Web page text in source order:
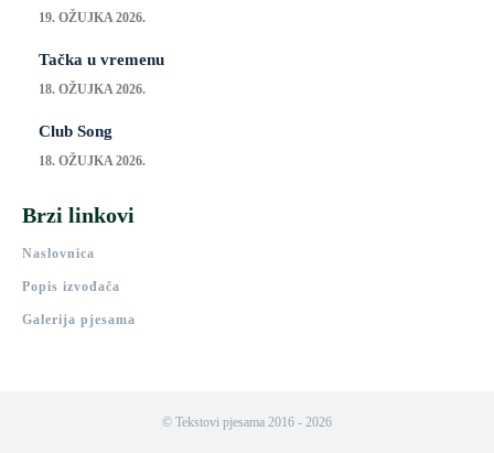
19. OŽUJKA 2026.
Tačka u vremenu
18. OŽUJKA 2026.
Club Song
18. OŽUJKA 2026.
Brzi linkovi
Naslovnica
Popis izvođača
Galerija pjesama
© Tekstovi pjesama 2016 - 2026